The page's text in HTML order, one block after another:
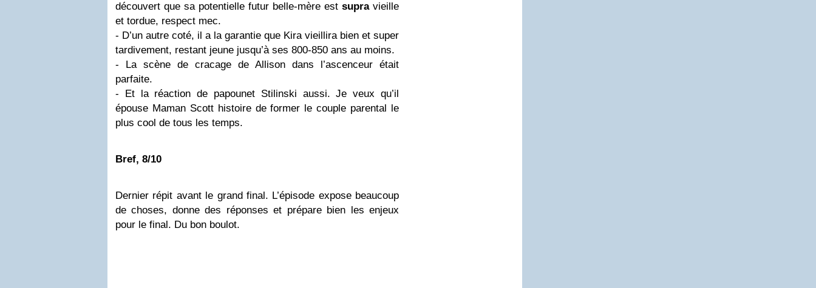
découvert que sa potentielle futur belle-mère est supravieille
et tordue, respect mec.
- D’un autre coté, il a la garantie que Kira vieillira bien et super
tardivement, restant jeune jusqu’à ses 800-850 ans au moins.
- La scène de cracage de Allison dans l’ascenceur était
parfaite.
- Et la réaction de papounet Stilinski aussi. Je veux qu’il
épouse Maman Scott histoire de former le couple parental le
plus cool de tous les temps.
Bref, 8/10
Dernier répit avant le grand final. L’épisode expose beaucoup
de choses, donne des réponses et prépare bien les enjeux
pour le final. Du bon boulot.